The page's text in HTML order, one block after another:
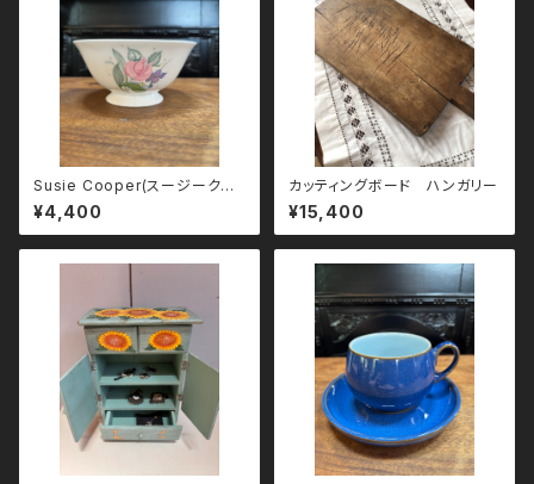
Susie Cooper(スージークー
パー)『FRAGRANCE』シュガー
ボウル（小鉢）｜1960年代 ヴィ
ンテージ
¥4,400
カッティングボード ハンガリー
¥15,400